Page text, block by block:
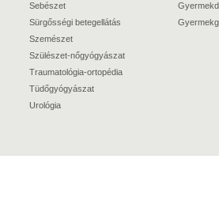
Sebészet
Sürgősségi betegellátás
Szemészet
Szülészet-nőgyógyászat
Traumatológia-ortopédia
Tüdőgyógyászat
Urológia